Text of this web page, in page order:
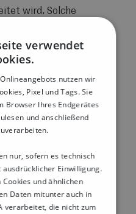
wird. Solche
oft stärker als
Dein Restaurant
zu markieren
verwendet
nutzen wir
Pixel und Tags. Sie
Browser Ihres Endgerätes
und anschließend
nur, sofern es technisch
Einwilligung.
Cookies und ähnlichen
Daten mitunter auch in
verarbeitet, die nicht zum